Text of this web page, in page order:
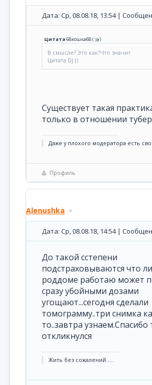
Дата: Ср, 08.08.18, 13:54 |
Цитата68кошка68( )
В смысле? Это как?Что значит
Цитата DJ ()
Существует такая
только в отношении
Даже у плохого модератора есть
Профиль
Alenushka
Дата: Ср, 08.08.18, 14:54 |
До такой сстепени
подстраховываются что
роддоме работаю может
сразу убойными дозами
угощают...сегодня сделали
томограмму..три снимка
то..завтра узнаем.Спасибо
откликнулся
Жить без сожалений.....